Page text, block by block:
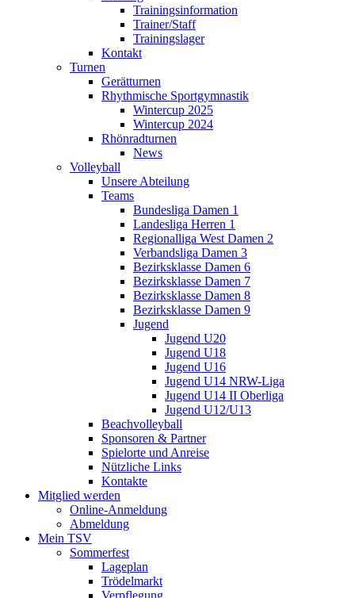
Trainingsinformation
Trainer/Staff
Trainingslager
Kontakt
Turnen
Gerätturnen
Rhythmische Sportgymnastik
Wintercup 2025
Wintercup 2024
Rhönradturnen
News
Volleyball
Unsere Abteilung
Teams
Bundesliga Damen 1
Landesliga Herren 1
Regionalliga West Damen 2
Verbandsliga Damen 3
Bezirksklasse Damen 6
Bezirksklasse Damen 7
Bezirksklasse Damen 8
Bezirksklasse Damen 9
Jugend
Jugend U20
Jugend U18
Jugend U16
Jugend U14 NRW-Liga
Jugend U14 II Oberliga
Jugend U12/U13
Beachvolleyball
Sponsoren & Partner
Spielorte und Anreise
Nützliche Links
Kontakte
Mitglied werden
Online-Anmeldung
Abmeldung
Mein TSV
Sommerfest
Lageplan
Trödelmarkt
Verpflegung